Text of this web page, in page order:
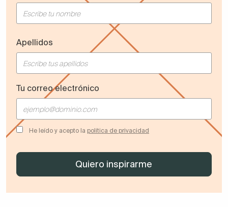
Apellidos
Tu correo electrónico
He leído y acepto la política de privacidad